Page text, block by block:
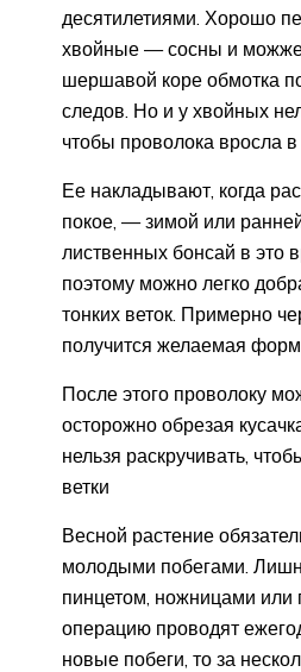
десятилетиями. Хорошо
хвойные — сосны и
шершавой коре обмотка
следов. Но и у хвойных
чтобы проволока вросла в
Ее накладывают, когда
покое, — зимой или
лиственных бонсай в это
поэтому можно легко
тонких веток. Примерно
получится желаемая
После этого проволоку
осторожно обрезая
нельзя раскручивать,
ветки
Весной растение
молодыми побегами.
пинцетом, ножницами или
операцию проводят
новые побеги, то за